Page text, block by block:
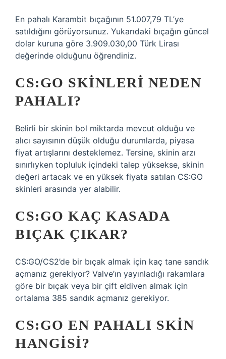
En pahalı Karambit bıçağının 51.007,79 TL’ye
satıldığını görüyorsunuz. Yukarıdaki bıçağın güncel
dolar kuruna göre 3.909.030,00 Türk Lirası
değerinde olduğunu öğrendiniz.
CS:GO SKINLERI NEDEN
PAHALI?
Belirli bir skinin bol miktarda mevcut olduğu ve
alıcı sayısının düşük olduğu durumlarda, piyasa
fiyat artışlarını desteklemez. Tersine, skinin arzı
sınırlıyken topluluk içindeki talep yüksekse, skinin
değeri artacak ve en yüksek fiyata satılan CS:GO
skinleri arasında yer alabilir.
CS:GO KAÇ KASADA
BIÇAK ÇIKAR?
CS:GO/CS2’de bir bıçak almak için kaç tane sandık
açmanız gerekiyor? Valve’ın yayınladığı rakamlara
göre bir bıçak veya bir çift eldiven almak için
ortalama 385 sandık açmanız gerekiyor.
CS:GO EN PAHALI SKIN
HANGISI?